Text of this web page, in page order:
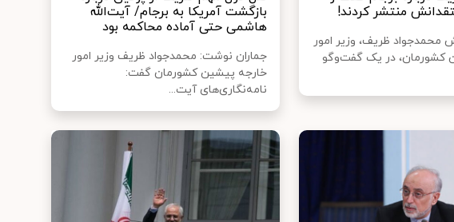
منتشر کردند!
ظریف، وزیر امور
کشورمان، در یک گفت‌وگو
بازگشت آمریکا به برجام/ آیت‌الله
هاشمی حتی آماده محاکمه بود
جماران نوشت: محمدجواد ظریف وزیر امور
خارجه پیشین کشورمان گفت:
نامه‌نگاری‌های آیت...